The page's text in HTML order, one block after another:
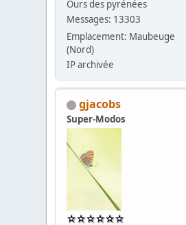
Ours des pyrénées
Messages: 13303
Emplacement: Maubeuge
(Nord)
IP archivée
gjacobs
Super-Modos